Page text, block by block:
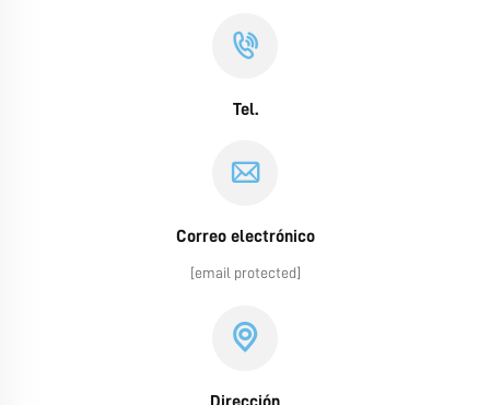
Tel.
Correo electrónico
[email protected]